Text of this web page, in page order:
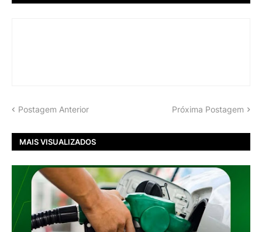
Postagem Anterior Próxima Postagem
MAIS VISUALIZADOS